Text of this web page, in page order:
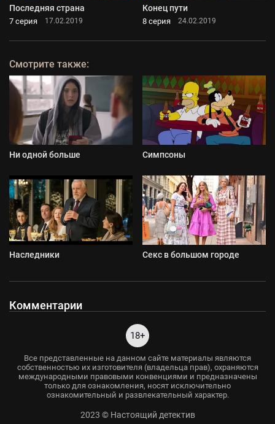
Последняя страна
7 серия 17.02.2019
Конец пути
8 серия 24.02.2019
Смотрите также:
Ни одной больше Симпсоны
Наследники Секс в большом городе
Комментарии
18+
Все представленные на данном сайте материалы являются
собственностью их изготовителя (владельца прав), охраняются
международными правовыми конвенциями и предназначены
только для ознакомления, носят исключительно
ознакомительный и развлекательный характер.
2023 © Настоящий детектив